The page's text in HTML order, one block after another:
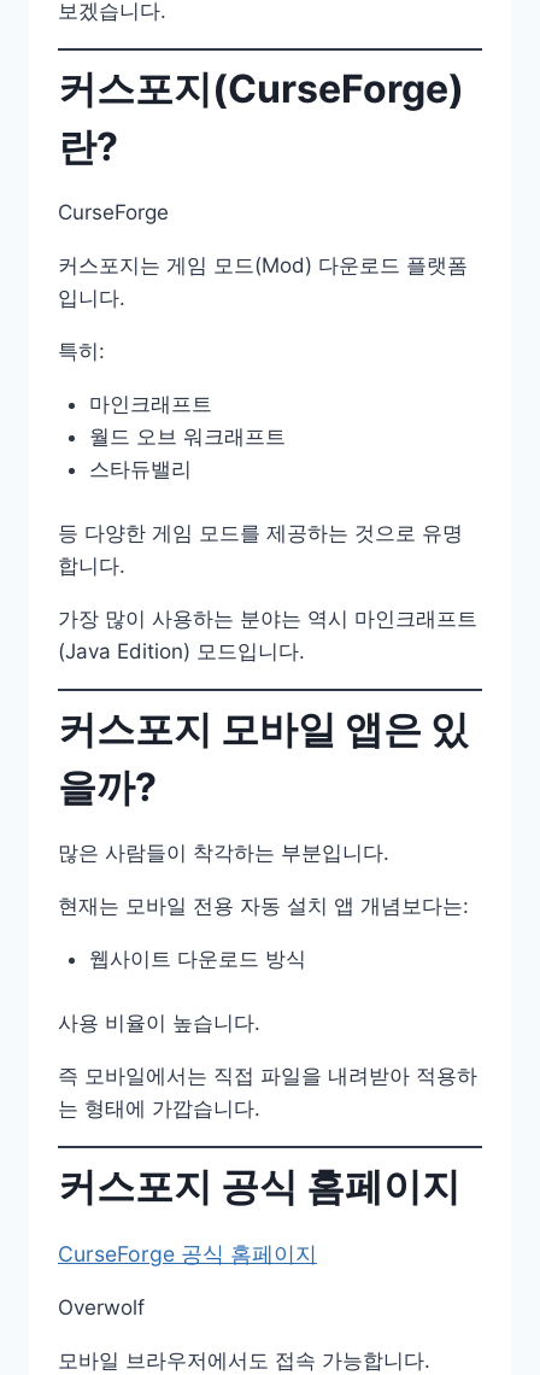
보겠습니다.
커스포지(CurseForge)
란?
CurseForge
커스포지는 게임 모드(Mod) 다운로드 플랫폼
입니다.
특히:
마인크래프트
월드 오브 워크래프트
스타듀밸리
등 다양한 게임 모드를 제공하는 것으로 유명
합니다.
가장 많이 사용하는 분야는 역시 마인크래프트
(Java Edition) 모드입니다.
커스포지 모바일 앱은 있
을까?
많은 사람들이 착각하는 부분입니다.
현재는 모바일 전용 자동 설치 앱 개념보다는:
웹사이트 다운로드 방식
사용 비율이 높습니다.
즉 모바일에서는 직접 파일을 내려받아 적용하
는 형태에 가깝습니다.
커스포지 공식 홈페이지
CurseForge 공식 홈페이지
Overwolf
모바일 브라우저에서도 접속 가능합니다.